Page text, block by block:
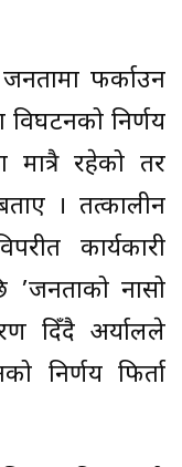
फर्काउन
विघटनको निर्णय
मात्रै रहेको तर
। तत्कालीन
कार्यकारी
नासो
दिँदै अर्यालले
निर्णय फिर्ता